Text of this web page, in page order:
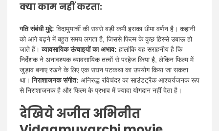
क्या काम नहीं करता:
गति संबंधी मुद्दे: विदामुयार्ची की सबसे बड़ी कमी इसका धीमा वर्णन है। कहानी
को आगे बढ़ने में बहुत समय लगता है, जिससे फिल्म के कुछ हिस्से उबाऊ हो
जाते हैं।व्यावसायिक ऊंचाइयों का अभाव: हालांकि यह सराहनीय है कि
निर्देशक ने अनावश्यक व्यावसायिक तत्वों से परहेज किया है, लेकिन फिल्म में
जुड़ाव बनाए रखने के लिए एक सघन पटकथा का उपयोग किया जा सकता
था।निराशाजनक संगीत: अनिरुद्ध रविचंदर का साउंडट्रैक आश्चर्यजनक रूप
से निराशाजनक है और फिल्म के प्रभाव में ज्यादा योगदान नहीं देता है।
देखिये अजीत अभिनीत